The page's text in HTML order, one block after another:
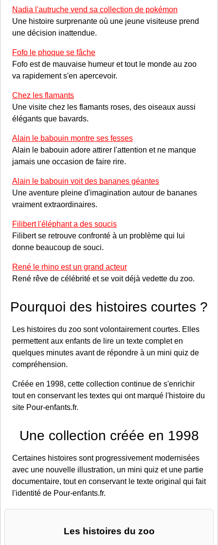
Nadia l'autruche vend sa collection de pokémon
Une histoire surprenante où une jeune visiteuse prend
une décision inattendue.
Fofo le phoque se fâche
Fofo est de mauvaise humeur et tout le monde au zoo
va rapidement s'en apercevoir.
Chez les flamants
Une visite chez les flamants roses, des oiseaux aussi
élégants que bavards.
Alain le babouin montre ses fesses
Alain le babouin adore attirer l'attention et ne manque
jamais une occasion de faire rire.
Alain le babouin voit des bananes géantes
Une aventure pleine d'imagination autour de bananes
vraiment extraordinaires.
Filibert l'éléphant a des soucis
Filibert se retrouve confronté à un problème qui lui
donne beaucoup de souci.
René le rhino est un grand acteur
René rêve de célébrité et se voit déjà vedette du zoo.
Pourquoi des histoires courtes ?
Les histoires du zoo sont volontairement courtes. Elles
permettent aux enfants de lire un texte complet en
quelques minutes avant de répondre à un mini quiz de
compréhension.
Créée en 1998, cette collection continue de s'enrichir
tout en conservant les textes qui ont marqué l'histoire du
site Pour-enfants.fr.
Une collection créée en 1998
Certaines histoires sont progressivement modernisées
avec une nouvelle illustration, un mini quiz et une partie
documentaire, tout en conservant le texte original qui fait
l'identité de Pour-enfants.fr.
Les histoires du zoo